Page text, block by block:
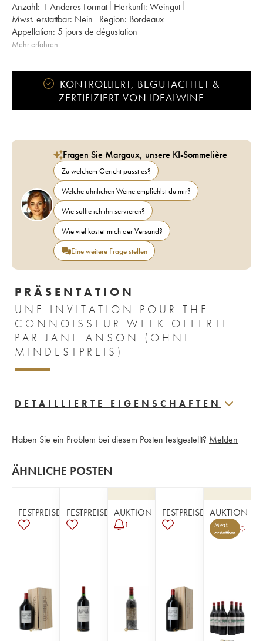
Anzahl: 1 Anderes Format Herkunft:
weingut
Mwst. erstattbar:
nein Region:
Bordeaux
Appellation:
5 jours de dégustation
Mehr erfahren …
KONTROLLIERT, BEGUTACHTET &
ZERTIFIZIERT VON IDEALWINE
Fragen Sie Margaux, unsere KI-Sommelière
Zu welchem Gericht passt es?
Welche ähnlichen Weine empfiehlst du mir?
Wie sollte ich ihn servieren?
Wie viel kostet mich der Versand?
Eine weitere Frage stellen
PRÄSENTATION
UNE INVITATION POUR THE
CONNOISSEUR WEEK OFFERTE
PAR JANE ANSON (OHNE
MINDESTPREIS)
DETAILLIERTE EIGENSCHAFTEN
Haben Sie ein Problem bei diesem Posten festgestellt? Melden
ÄHNLICHE POSTEN
FESTPREISE FESTPREISE AUKTION
1
FESTPREISE AUKTION
Mwst.
erstattbar